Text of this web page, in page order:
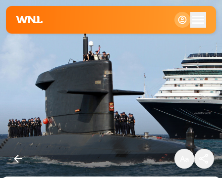
Klein
Standaard
Groot